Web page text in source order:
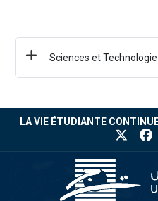
Sciences et Technologie
LA VIE ÉTUDIANTE